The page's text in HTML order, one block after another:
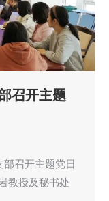
召开主题
召开主题党日
教授及秘书处